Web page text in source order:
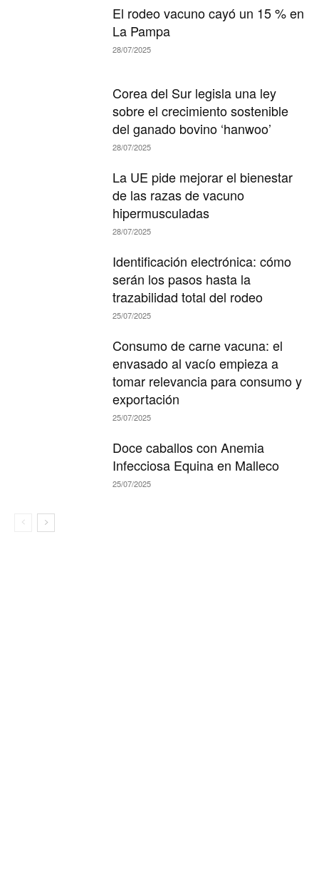
El rodeo vacuno cayó un 15 % en
La Pampa
28/07/2025
Corea del Sur legisla una ley
sobre el crecimiento sostenible
del ganado bovino ‘hanwoo’
28/07/2025
La UE pide mejorar el bienestar
de las razas de vacuno
hipermusculadas
28/07/2025
Identificación electrónica: cómo
serán los pasos hasta la
trazabilidad total del rodeo
25/07/2025
Consumo de carne vacuna: el
envasado al vacío empieza a
tomar relevancia para consumo y
exportación
25/07/2025
Doce caballos con Anemia
Infecciosa Equina en Malleco
25/07/2025